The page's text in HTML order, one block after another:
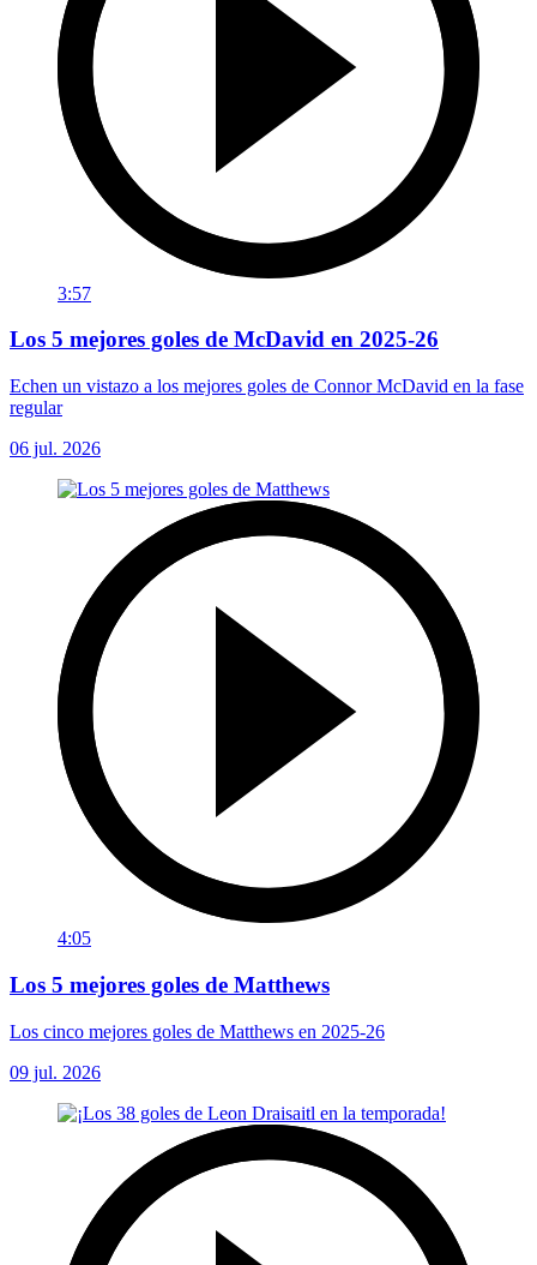
3:57
Los 5 mejores goles de McDavid en 2025-26
Echen un vistazo a los mejores goles de Connor McDavid en la fase
regular
06 jul. 2026
4:05
Los 5 mejores goles de Matthews
Los cinco mejores goles de Matthews en 2025-26
09 jul. 2026